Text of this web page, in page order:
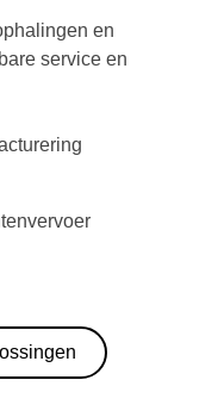
en
service en